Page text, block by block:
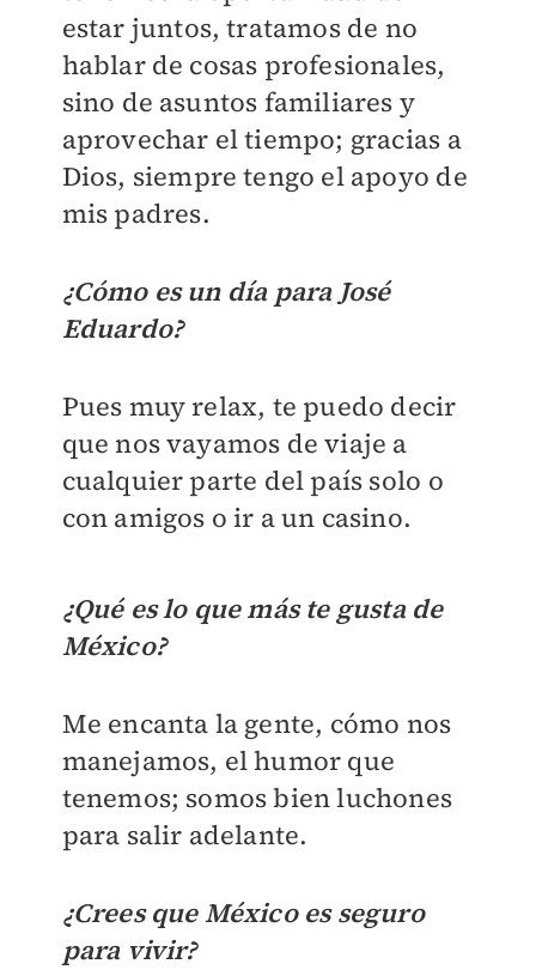
estar juntos, tratamos de no
hablar de cosas profesionales,
sino de asuntos familiares y
aprovechar el tiempo; gracias a
Dios, siempre tengo el apoyo de
mis padres.
¿Cómo es un día para José
Eduardo?
Pues muy relax, te puedo decir
que nos vayamos de viaje a
cualquier parte del país solo o
con amigos o ir a un casino.
¿Qué es lo que más te gusta de
México?
Me encanta la gente, cómo nos
manejamos, el humor que
tenemos; somos bien luchones
para salir adelante.
¿Crees que México es seguro
para vivir?